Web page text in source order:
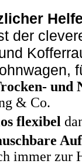
der
und
& Co.
flexibel
immer zur